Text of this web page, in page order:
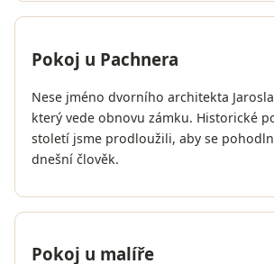
Pokoj u Pachnera
Nese jméno dvorního architekta
který vede obnovu zámku. Historické
století jsme prodloužili, aby se
dnešní člověk.
Pokoj u malíře